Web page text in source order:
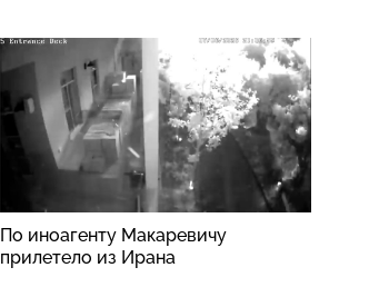
По иноагенту Макаревичу
прилетело из Ирана